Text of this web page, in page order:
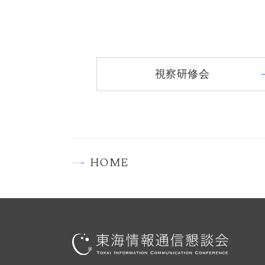
視察研修会
HOME